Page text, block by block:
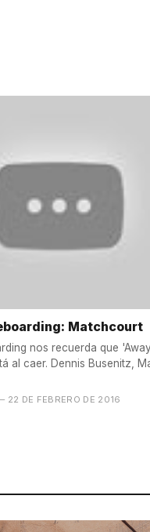
Matchcourt
nos recuerda que
al caer. Dennis Busenitz,
22 DE FEBRERO DE 2016